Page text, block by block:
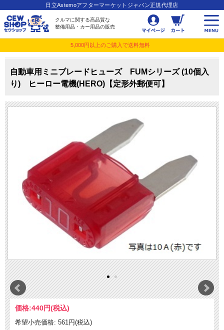
日立Astemoアフターマーケットジャパン正規代理店
クルマに関する高品質な
整備用品・カー用品の販売
5,000円以上のご購入で送料無料
自動車用ミニブレードヒューズ FUMシリーズ (10個入
り) ヒーロー電機(HERO)【定形外郵便可】
価格:440円(税込)
希望小売価格: 561円(税込)